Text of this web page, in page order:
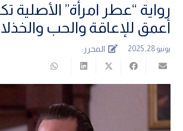
رواية “عطر امرأة”
أعمق للإعاقة والحب
يونيو 28, 2025 المحرر: